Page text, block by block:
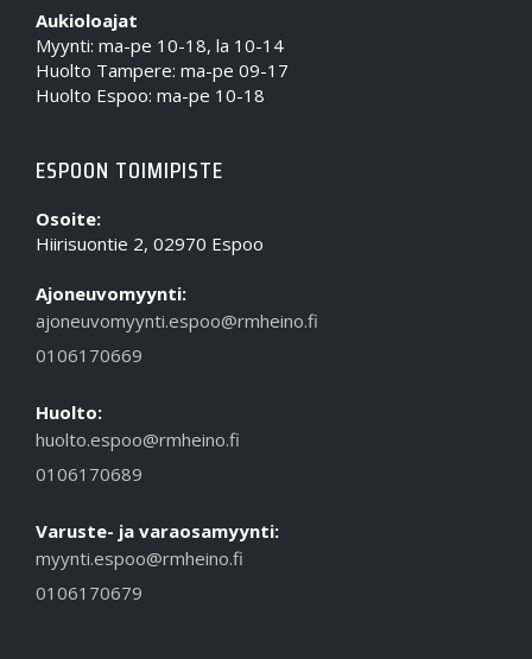
Aukioloajat
Myynti: ma-pe 10-18, la 10-14
Huolto Tampere: ma-pe 09-17
Huolto Espoo: ma-pe 10-18
ESPOON TOIMIPISTE
Osoite:
Hiirisuontie 2, 02970 Espoo
Ajoneuvomyynti:
ajoneuvomyynti.espoo@rmheino.fi
0106170669
Huolto:
huolto.espoo@rmheino.fi
0106170689
Varuste- ja varaosamyynti:
myynti.espoo@rmheino.fi
0106170679